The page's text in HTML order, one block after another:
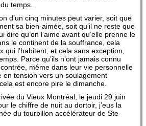
temps.
d’un cinq minutes peut varier, soit que
sa bien-aimée, soit qu’il ne reste que
dire qu’on l’aime avant qu’elle prenne le
le continent de la souffrance, cela
qui l’habitent, et cela sans exception,
Parce qu’ils n’ont jamais connu
même dans leur vie personnelle
en tension vers un soulagement
est encore pire le dimanche.
du Vieux Montréal, le jeudi 29 juin
le chiffre de nuit au dortoir, j’eus la
du tourbillon accélérateur de Ste-